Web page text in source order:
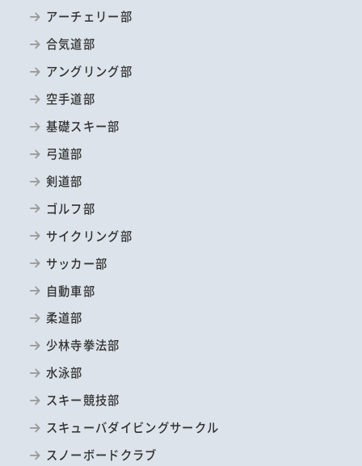
アーチェリー部
合気道部
アングリング部
空手道部
基礎スキー部
弓道部
剣道部
ゴルフ部
サイクリング部
サッカー部
自動車部
柔道部
少林寺拳法部
水泳部
スキー競技部
スキューバダイビングサークル
スノーボードクラブ